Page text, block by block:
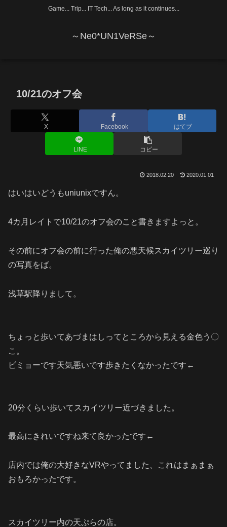
Game... Trip... IT Tech... As long as it continues...
～Ne0*UN1VeRSe～
10/21のオフ会
X Facebook はてブ
LINE コピー
2018.02.20 2020.01.01
はいはいどうもuniunixですん。
4カ月レイトで10/21のオフ会のこと書きますよっと。
その前にオフ会の前に行った俺の悪天候スカイツリー巡り
の写真をば。
浅草駅降りまして。
ちょっと歩いてあづまはしってところから見える金色う〇
こ。
ビミョーです天気悪いです歩きたくなかったです←
20分くらい歩いてスカイツリー近づきました。
最高にきれいですね来て良かったです←
店内では俺の大好きなVRやってました、これはまぁまぁ
おもろかったです。
スカイツリー内の天ぷらの店。